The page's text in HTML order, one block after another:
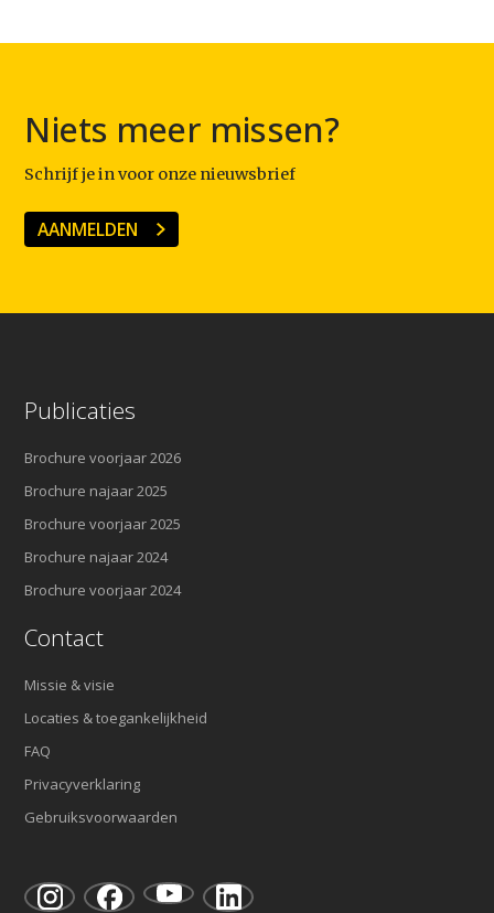
Artikelen
Niets meer missen?
Schrijf je in voor onze nieuwsbrief
AANMELDEN
Publicaties
Brochure voorjaar 2026
Brochure najaar 2025
Brochure voorjaar 2025
Brochure najaar 2024
Brochure voorjaar 2024
Contact
Missie & visie
Locaties & toegankelijkheid
FAQ
Privacyverklaring
Gebruiksvoorwaarden